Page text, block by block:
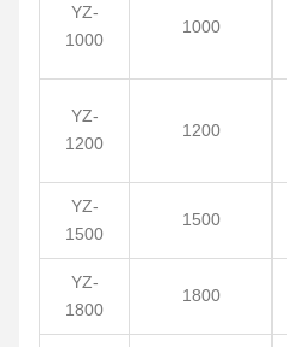
YZ-
1000
1000
YZ-
1200
1200
YZ-
1500
1500
YZ-
1800
1800